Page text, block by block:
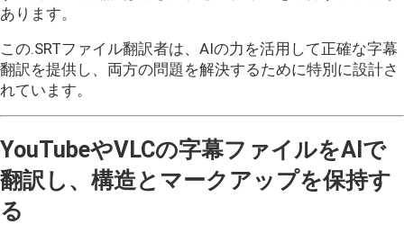
あります。
この.SRTファイル翻訳者は、AIの力を活用して正確な字幕
翻訳を提供し、両方の問題を解決するために特別に設計さ
れています。
YouTubeやVLCの字幕ファイルをAIで
翻訳し、構造とマークアップを保持す
る